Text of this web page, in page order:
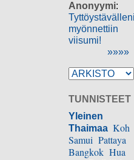
Anonyymi:
myönnettiin
viisumi!
»»»»
TUNNISTEET
Yleinen
Thaimaa Koh
Samui Pattaya
Bangkok Hua